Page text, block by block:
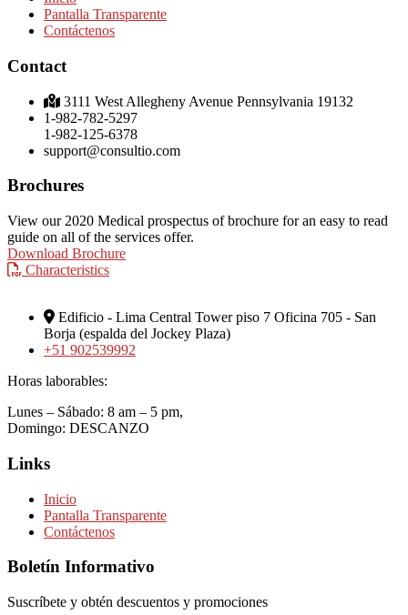
Pantalla Transparente
Contáctenos
Contact
3111 West Allegheny Avenue Pennsylvania 19132
1-982-782-5297
1-982-125-6378
support@consultio.com
Brochures
View our 2020 Medical prospectus of brochure for an easy to read
guide on all of the services offer.
Download Brochure
Characteristics
Edificio - Lima Central Tower piso 7 Oficina 705 - San
Borja (espalda del Jockey Plaza)
+51 902539992
Horas laborables:
Lunes – Sábado: 8 am – 5 pm,
Domingo: DESCANZO
Links
Inicio
Pantalla Transparente
Contáctenos
Boletín Informativo
Suscríbete y obtén descuentos y promociones